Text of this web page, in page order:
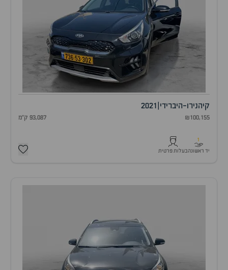
קיהנירו-היברידי 2021
₪100,155 93,087 ק"מ
1
יד ראשונהבעלות פרטית